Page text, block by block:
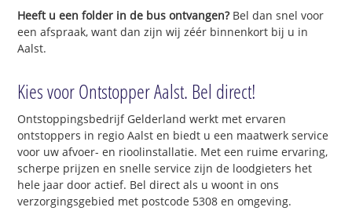
Heeft u een folder in de bus ontvangen?Bel dan snel voor
een afspraak, want dan zijn wij zéér binnenkort bij u in
Aalst.
Kies voor Ontstopper Aalst. Bel direct!
Ontstoppingsbedrijf Gelderland werkt met ervaren
ontstoppers in regio Aalst en biedt u een maatwerk service
voor uw afvoer- en rioolinstallatie. Met een ruime ervaring,
scherpe prijzen en snelle service zijn de loodgieters het
hele jaar door actief. Bel direct als u woont in ons
verzorgingsgebied met postcode 5308 en omgeving.